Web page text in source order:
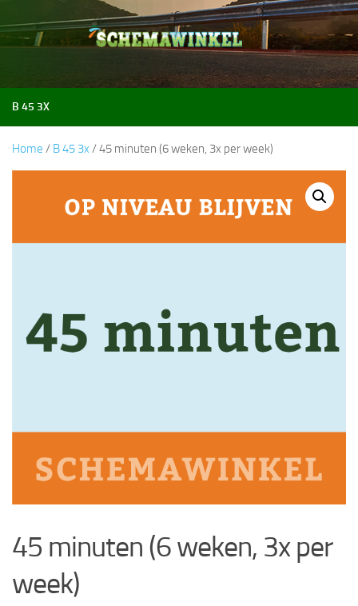
Doorgaan naar inhoud
B 45 3X
Home / B 45 3x / 45 minuten (6 weken, 3x per week)
45 minuten (6 weken, 3x per
week)